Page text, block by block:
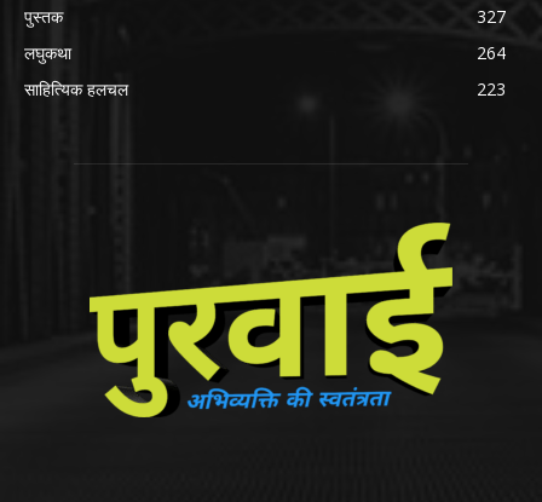
पुस्तक
327
लघुकथा
264
साहित्यिक हलचल
223